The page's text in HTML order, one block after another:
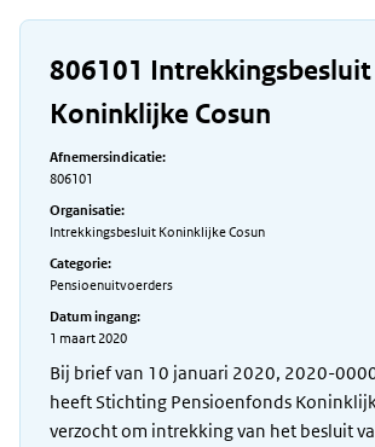
806101 Intrekkingsbesluit
Koninklijke Cosun
Afnemersindicatie:
806101
Organisatie:
Intrekkingsbesluit Koninklijke Cosun
Categorie:
Pensioenuitvoerders
Datum ingang:
1 maart 2020
Bij brief van 10 januari 2020, 2020-
heeft Stichting Pensioenfonds
verzocht om intrekking van het besluit